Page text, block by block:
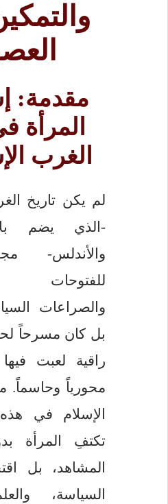
مقدمة:
المرأة
الغرب
لم يكن تاريخ
-الذي يضم
والأندلس-
للفتوحات
والصراعات
بل كان مسرحاً
راقية لعبت فيها
محورياً وحاسماً.
الإسلام في
تكتفِ المرأة
المشاهد، بل
السياسة،